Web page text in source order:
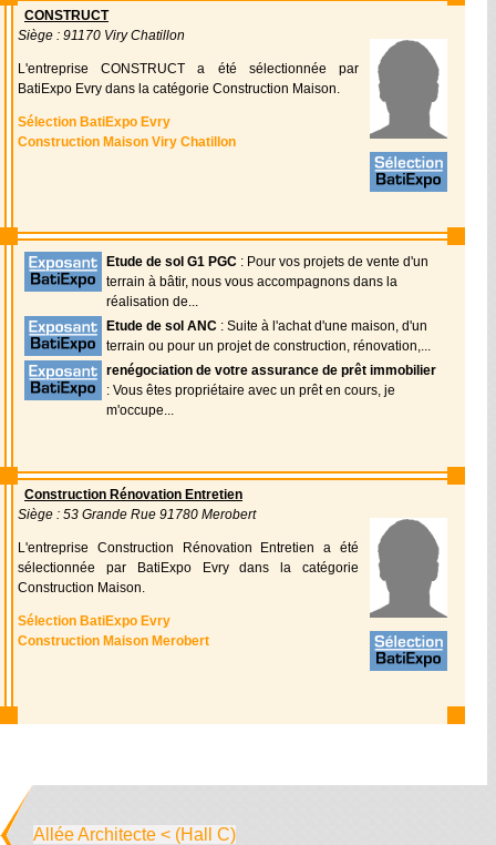
CONSTRUCT
Siège : 91170 Viry Chatillon
L'entreprise CONSTRUCT a été sélectionnée par
BatiExpo Evry dans la catégorie Construction Maison.
Sélection BatiExpo Evry
Construction Maison Viry Chatillon
Etude de sol G1 PGC : Pour vos projets de vente d'un
terrain à bâtir, nous vous accompagnons dans la
réalisation de...
Etude de sol ANC : Suite à l'achat d'une maison, d'un
terrain ou pour un projet de construction, rénovation,...
renégociation de votre assurance de prêt immobilier
: Vous êtes propriétaire avec un prêt en cours, je
m'occupe...
Construction Rénovation Entretien
Siège : 53 Grande Rue 91780 Merobert
L'entreprise Construction Rénovation Entretien a été
sélectionnée par BatiExpo Evry dans la catégorie
Construction Maison.
Sélection BatiExpo Evry
Construction Maison Merobert
Allée Architecte < (Hall C)